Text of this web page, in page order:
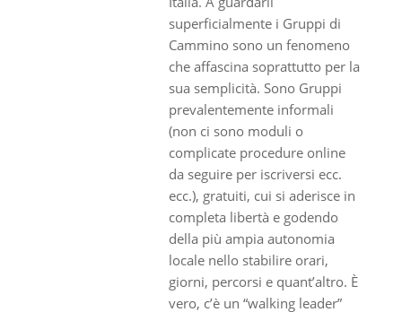
superficialmente i Gruppi di
Cammino sono un fenomeno
che affascina soprattutto per la
sua semplicità. Sono Gruppi
prevalentemente informali
(non ci sono moduli o
complicate procedure online
da seguire per iscriversi ecc.
ecc.), gratuiti, cui si aderisce in
completa libertà e godendo
della più ampia autonomia
locale nello stabilire orari,
giorni, percorsi e quant’altro. È
vero, c’è un “walking leader”